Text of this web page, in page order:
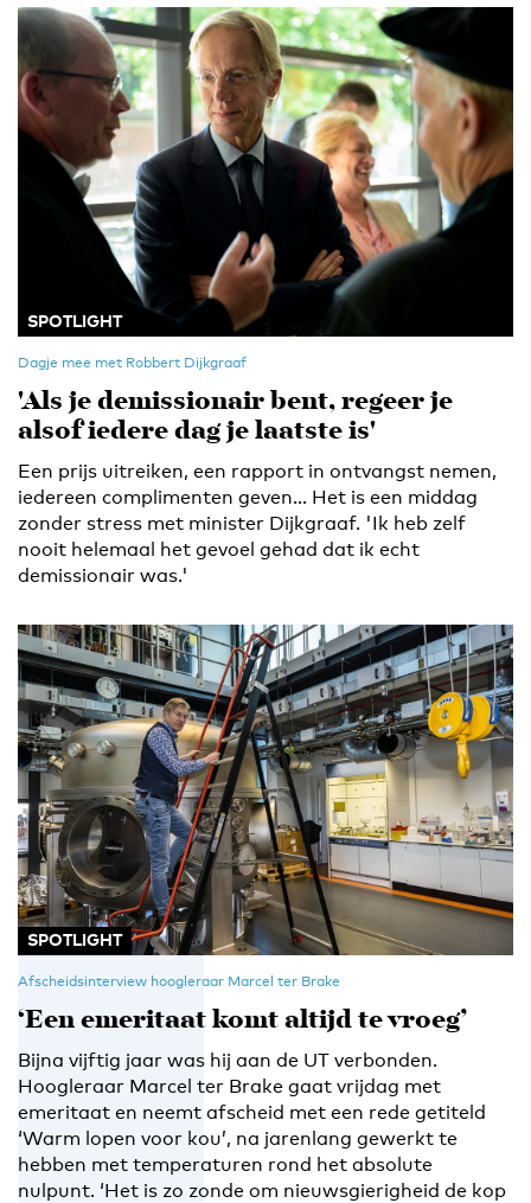
SPOTLIGHT
Dagje mee met Robbert Dijkgraaf
'Als je demissionair bent, regeer je
alsof iedere dag je laatste is'
Een prijs uitreiken, een rapport in ontvangst nemen,
iedereen complimenten geven… Het is een middag
zonder stress met minister Dijkgraaf. 'Ik heb zelf
nooit helemaal het gevoel gehad dat ik echt
demissionair was.'
SPOTLIGHT
Afscheidsinterview hoogleraar Marcel ter Brake
‘Een emeritaat komt altijd te vroeg’
Bijna vijftig jaar was hij aan de UT verbonden.
Hoogleraar Marcel ter Brake gaat vrijdag met
emeritaat en neemt afscheid met een rede getiteld
‘Warm lopen voor kou’, na jarenlang gewerkt te
hebben met temperaturen rond het absolute
nulpunt. ‘Het is zo zonde om nieuwsgierigheid de kop